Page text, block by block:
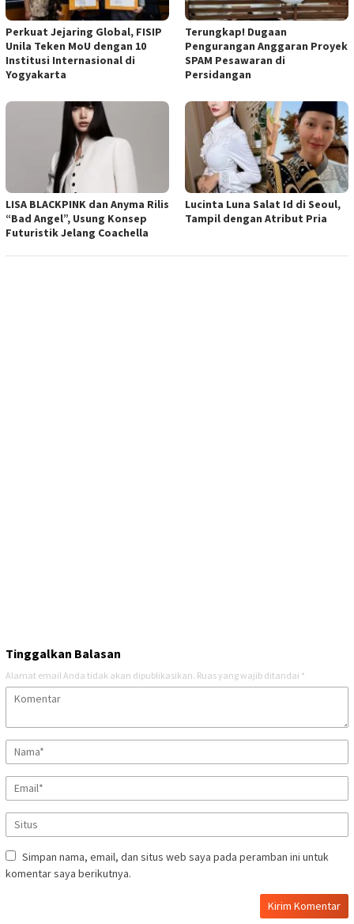
Perkuat Jejaring Global, FISIP
Unila Teken MoU dengan 10
Institusi Internasional di
Yogyakarta
Terungkap! Dugaan
Pengurangan Anggaran Proyek
SPAM Pesawaran di
Persidangan
LISA BLACKPINK dan Anyma Rilis
“Bad Angel”, Usung Konsep
Futuristik Jelang Coachella
Lucinta Luna Salat Id di Seoul,
Tampil dengan Atribut Pria
Tinggalkan Balasan
Alamat email Anda tidak akan dipublikasikan. Ruas yang wajib ditandai *
Simpan nama, email, dan situs web saya pada peramban ini untuk
komentar saya berikutnya.